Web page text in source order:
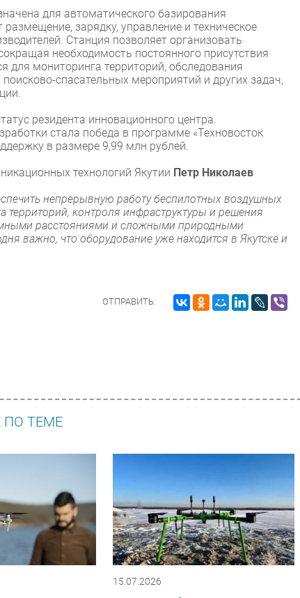
для автоматического базирования
зарядку, управление и техническое
Станция позволяет организовать
необходимость постоянного присутствия
для мониторинга территорий, обследования
спасательных мероприятий и других задач,
резидента инновационного центра.
стала победа в программе «Техновосток
в размере 9,99 млн рублей.
технологий Якутии Петр Николаев
непрерывную работу беспилотных воздушных
контроля инфраструктуры и решения
расстояниями и сложными природными
важно, что оборудование уже находится в Якутске и
ОТПРАВИТЬ:
ПО ТЕМЕ
15.07.2026